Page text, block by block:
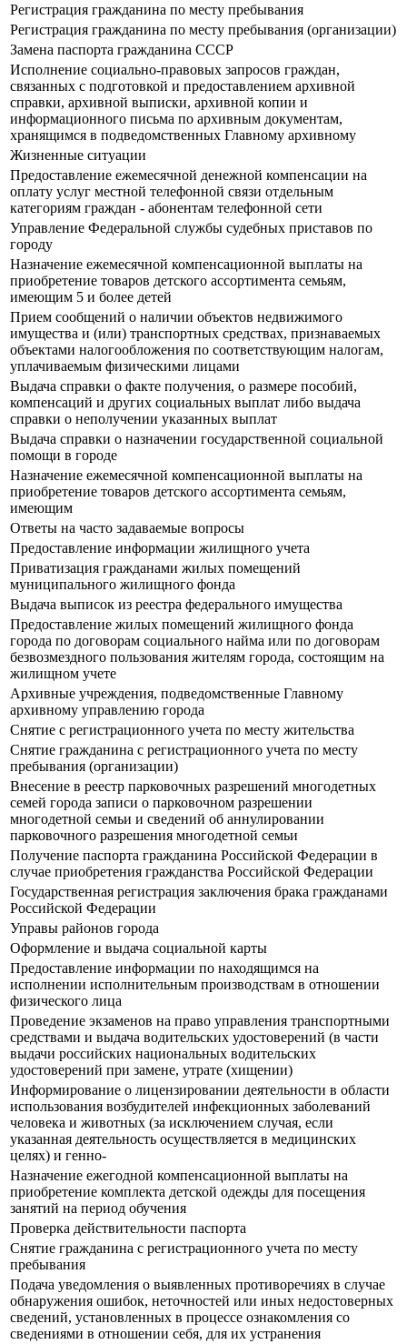
Регистрация гражданина по месту пребывания
Регистрация гражданина по месту пребывания (организации)
Замена паспорта гражданина СССР
Исполнение социально-правовых запросов граждан,
связанных с подготовкой и предоставлением архивной
справки, архивной выписки, архивной копии и
информационного письма по архивным документам,
хранящимся в подведомственных Главному архивному
Жизненные ситуации
Предоставление ежемесячной денежной компенсации на
оплату услуг местной телефонной связи отдельным
категориям граждан - абонентам телефонной сети
Управление Федеральной службы судебных приставов по
городу
Назначение ежемесячной компенсационной выплаты на
приобретение товаров детского ассортимента семьям,
имеющим 5 и более детей
Прием сообщений о наличии объектов недвижимого
имущества и (или) транспортных средствах, признаваемых
объектами налогообложения по соответствующим налогам,
уплачиваемым физическими лицами
Выдача справки о факте получения, о размере пособий,
компенсаций и других социальных выплат либо выдача
справки о неполучении указанных выплат
Выдача справки о назначении государственной социальной
помощи в городе
Назначение ежемесячной компенсационной выплаты на
приобретение товаров детского ассортимента семьям,
имеющим
Ответы на часто задаваемые вопросы
Предоставление информации жилищного учета
Приватизация гражданами жилых помещений
муниципального жилищного фонда
Выдача выписок из реестра федерального имущества
Предоставление жилых помещений жилищного фонда
города по договорам социального найма или по договорам
безвозмездного пользования жителям города, состоящим на
жилищном учете
Архивные учреждения, подведомственные Главному
архивному управлению города
Снятие с регистрационного учета по месту жительства
Снятие гражданина с регистрационного учета по месту
пребывания (организации)
Внесение в реестр парковочных разрешений многодетных
семей города записи о парковочном разрешении
многодетной семьи и сведений об аннулировании
парковочного разрешения многодетной семьи
Получение паспорта гражданина Российской Федерации в
случае приобретения гражданства Российской Федерации
Государственная регистрация заключения брака гражданами
Российской Федерации
Управы районов города
Оформление и выдача социальной карты
Предоставление информации по находящимся на
исполнении исполнительным производствам в отношении
физического лица
Прoведение экзаменов на право управления транспортными
средствами и выдача водительских удостоверений (в части
выдачи российских национальных водительских
удостоверений при замене, утрате (хищении)
Информирование о лицензировании деятельности в области
использования возбудителей инфекционных заболеваний
человека и животных (за исключением случая, если
указанная деятельность осуществляется в медицинских
целях) и генно-
Назначение ежегодной компенсационной выплаты на
приобретение комплекта детской одежды для посещения
занятий на период обучения
Проверка действительности паспорта
Снятие гражданина с регистрационного учета по месту
пребывания
Подача уведомления о выявленных противоречиях в случае
обнаружения ошибок, неточностей или иных недостоверных
сведений, установленных в процессе ознакомления со
сведениями в отношении себя, для их устранения